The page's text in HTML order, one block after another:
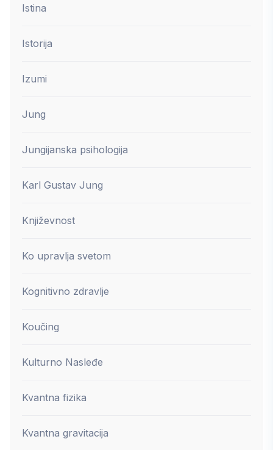
Istina
Istorija
Izumi
Jung
Jungijanska psihologija
Karl Gustav Jung
Književnost
Ko upravlja svetom
Kognitivno zdravlje
Koučing
Kulturno Nasleđe
Kvantna fizika
Kvantna gravitacija